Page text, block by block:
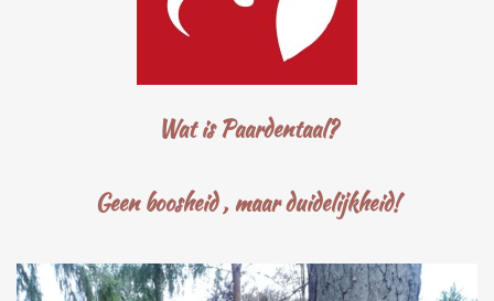
Wat is Paardentaal?
Geen boosheid , maar duidelijkheid!